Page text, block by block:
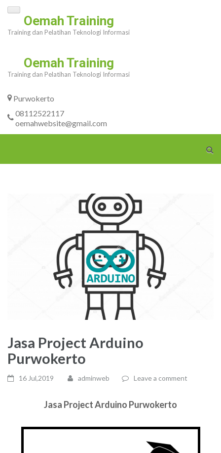
Skip
content
Enter)
Oemah Training
Training dan Pelatihan Teknologi Informasi
Oemah Training
Training dan Pelatihan Teknologi Informasi
Purwokerto
08112522117
oemahwebsite@gmail.com
Jasa Project Arduino
Purwokerto
16 Jul,2019 adminweb Leave a comment
Jasa Project Arduino Purwokerto